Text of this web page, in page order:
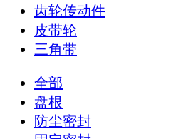
齿轮传动件
皮带轮
三角带
全部
盘根
防尘密封